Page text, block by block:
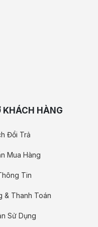
KHÁCH HÀNG
Đổi Trả
Mua Hàng
Tin
& Thanh Toán
Sử Dụng